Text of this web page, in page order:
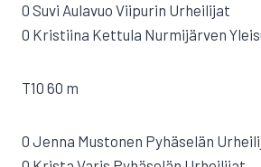
0 Suvi Aulavuo Viipurin Urheilijat
0 Kristiina Kettula Nurmijärven
T10 60 m
0 Jenna Mustonen Pyhäselän